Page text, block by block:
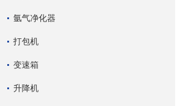
氩气净化器
打包机
变速箱
升降机